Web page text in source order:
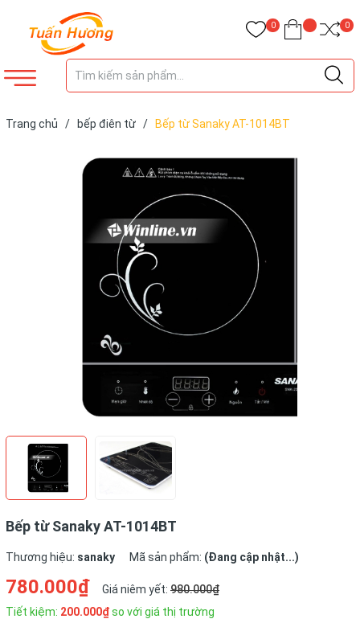
0 0
Trang chủ / bếp điên từ / Bếp từ Sanaky AT-1014BT
Bếp từ Sanaky AT-1014BT
Thương hiệu: sanaky Mã sản phẩm: (Đang cập nhật...)
780.000₫ Giá niêm yết: 980.000₫
Tiết kiệm: 200.000₫so với giá thị trường